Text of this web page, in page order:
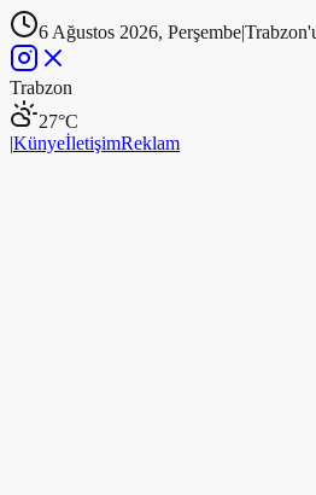
6 Ağustos 2026, Perşembe|
Trabzon
27°C
|KünyeİletişimReklam